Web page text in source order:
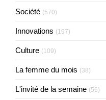
Société (570)
Innovations (197)
Culture (109)
La femme du mois (38)
L'invité de la semaine (56)